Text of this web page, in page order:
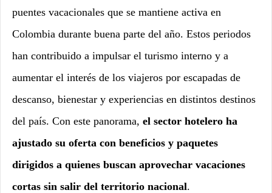
puentes vacacionales que se mantiene activa en
Colombia durante buena parte del año. Estos periodos
han contribuido a impulsar el turismo interno y a
aumentar el interés de los viajeros por escapadas de
descanso, bienestar y experiencias en distintos destinos
del país. Con este panorama, el sector hotelero ha
ajustado su oferta con beneficios y paquetes
dirigidos a quienes buscan aprovechar vacaciones
cortas sin salir del territorio nacional.